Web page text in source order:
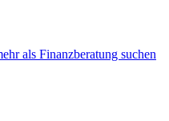
als Finanzberatung suchen